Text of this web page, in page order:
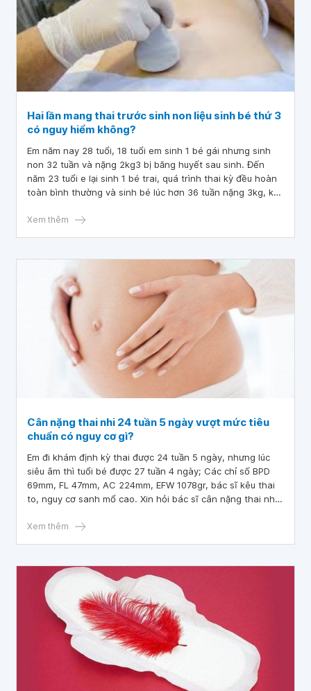
Hai lần mang thai trước sinh non liệu sinh bé thứ 3
có nguy hiểm không?
Em năm nay 28 tuổi, 18 tuổi em sinh 1 bé gái nhưng sinh
non 32 tuần và nặng 2kg3 bị băng huyết sau sinh. Đến
năm 23 tuổi e lại sinh 1 bé trai, quá trình thai kỳ đều hoàn
toàn bình thường và sinh bé lúc hơn 36 tuần nặng 3kg, khi
không bị băng huyết. Vì có 1 số lý do cá nhân nên e định
Xem thêm
Cân nặng thai nhi 24 tuần 5 ngày vượt mức tiêu
chuẩn có nguy cơ gì?
Em đi khám định kỳ thai được 24 tuần 5 ngày, nhưng lúc
siêu âm thì tuổi bé được 27 tuần 4 ngày; Các chỉ số BPD
69mm, FL 47mm, AC 224mm, EFW 1078gr, bác sĩ kêu thai
to, nguy cơ sanh mổ cao. Xin hỏi bác sĩ cân nặng thai nhi
Xem thêm